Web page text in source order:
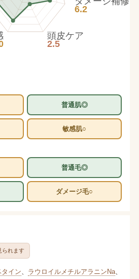
6.2
頭皮ケア
2.5
普通肌◎
敏感肌○
普通毛◎
ダメージ毛○
られます
イン ラウロイルメチルアラニンNa、